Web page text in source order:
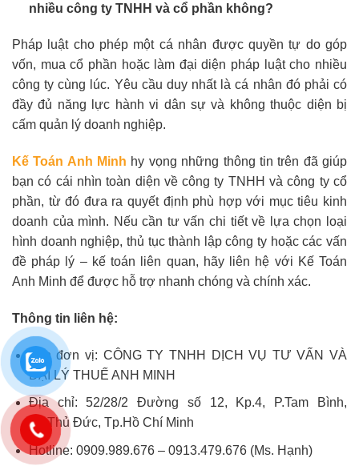
nhiều công ty TNHH và cổ phần không?
Pháp luật cho phép một cá nhân được quyền tự do góp
vốn, mua cổ phần hoặc làm đại diện pháp luật cho nhiều
công ty cùng lúc. Yêu cầu duy nhất là cá nhân đó phải có
đầy đủ năng lực hành vi dân sự và không thuộc diện bị
cấm quản lý doanh nghiệp.
Kế Toán Anh Minh hy vọng những thông tin trên đã giúp
bạn có cái nhìn toàn diện về công ty TNHH và công ty cổ
phần, từ đó đưa ra quyết định phù hợp với mục tiêu kinh
doanh của mình. Nếu cần tư vấn chi tiết về lựa chọn loại
hình doanh nghiệp, thủ tục thành lập công ty hoặc các vấn
đề pháp lý – kế toán liên quan, hãy liên hệ với Kế Toán
Anh Minh để được hỗ trợ nhanh chóng và chính xác.
Thông tin liên hệ:
Tên đơn vị: CÔNG TY TNHH DỊCH VỤ TƯ VẤN VÀ
ĐẠI LÝ THUẾ ANH MINH
Địa chỉ: 52/28/2 Đường số 12, Kp.4, P.Tam Bình,
Tp.Thủ Đức, Tp.Hồ Chí Minh
Hotline: 0909.989.676 – 0913.479.676 (Ms. Hạnh)